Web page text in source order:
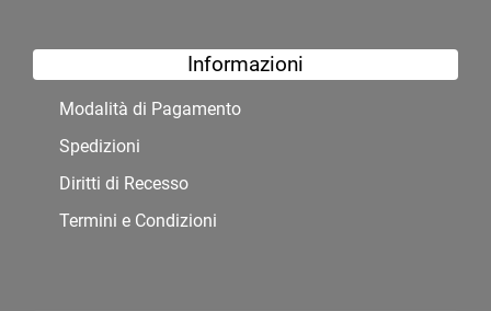
Informazioni
Modalità di Pagamento
Spedizioni
Diritti di Recesso
Termini e Condizioni